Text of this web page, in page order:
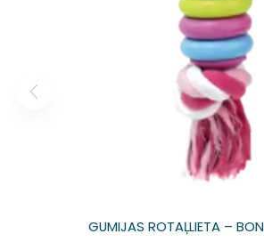
GUMIJAS ROTAĻLIETA –